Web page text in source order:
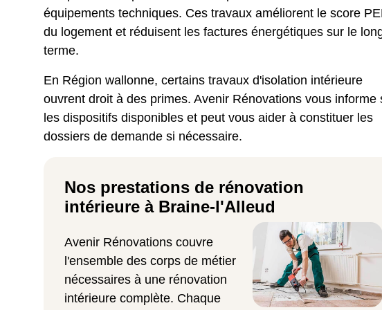
équipements techniques. Ces travaux améliorent le score
du logement et réduisent les factures énergétiques sur le
terme.
En Région wallonne, certains travaux d'isolation intérieure
ouvrent droit à des primes. Avenir Rénovations vous informe
les dispositifs disponibles et peut vous aider à constituer les
dossiers de demande si nécessaire.
Nos prestations de rénovation
intérieure à Braine-l'Alleud
Avenir Rénovations couvre
l'ensemble des corps de métier
nécessaires à une rénovation
intérieure complète. Chaque